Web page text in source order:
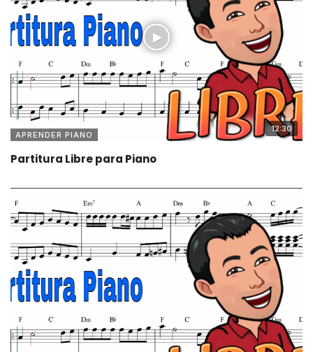
12:30
APRENDER PIANO
Partitura Libre para Piano